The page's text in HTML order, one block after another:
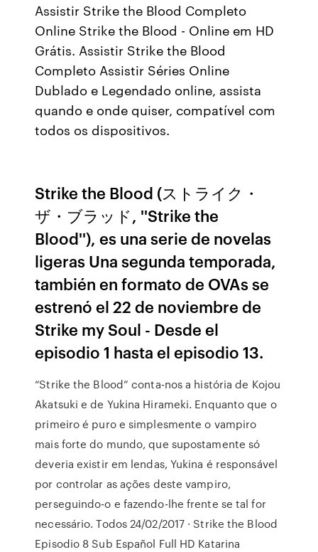
Assistir Strike the Blood Completo
Online Strike the Blood - Online em HD
Grátis. Assistir Strike the Blood
Completo Assistir Séries Online
Dublado e Legendado online, assista
quando e onde quiser, compatível com
todos os dispositivos.
Strike the Blood (ストライク・
ザ・ブラッド, ''Strike the
Blood''), es una serie de novelas
ligeras Una segunda temporada,
también en formato de OVAs se
estrenó el 22 de noviembre de
Strike my Soul - Desde el
episodio 1 hasta el episodio 13.
“Strike the Blood” conta-nos a história de Kojou
Akatsuki e de Yukina Hirameki. Enquanto que o
primeiro é puro e simplesmente o vampiro
mais forte do mundo, que supostamente só
deveria existir em lendas, Yukina é responsável
por controlar as ações deste vampiro,
perseguindo-o e fazendo-lhe frente se tal for
necessário. Todos 24/02/2017 · Strike the Blood
Episodio 8 Sub Español Full HD Katarina